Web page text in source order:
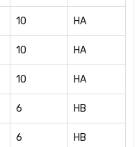
10 HA
10 HA
10 HA
6 HB
6 HB